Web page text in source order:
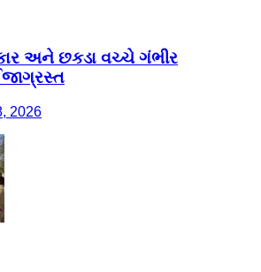
અને છકડા વચ્ચે ગંભીર
2026